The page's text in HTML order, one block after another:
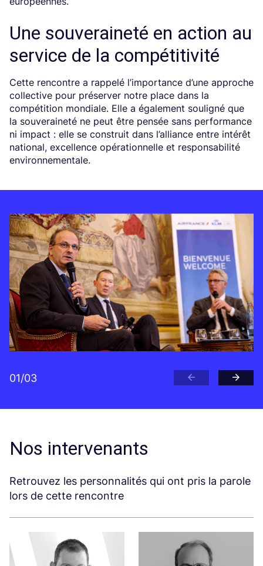
Une souveraineté en action au
service de la compétitivité
Cette rencontre a rappelé l’importance d’une approche
collective pour préserver notre place dans la
compétition mondiale. Elle a également souligné que
la souveraineté ne peut être pensée sans performance
ni impact : elle se construit dans l’alliance entre intérêt
national, excellence opérationnelle et responsabilité
environnementale.
01/03
Nos intervenants
Retrouvez les personnalités qui ont pris la parole
lors de cette rencontre